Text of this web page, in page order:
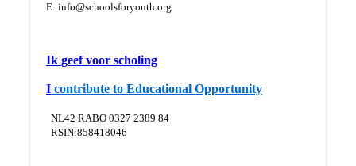
E: info@schoolsforyouth.org
Ik geef voor scholing
Icontribute to Educational Opportunity
NL42 RABO 0327 2389 84
RSIN:858418046